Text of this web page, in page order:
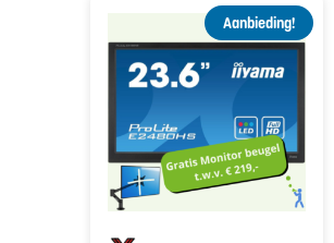
Aanbieding!